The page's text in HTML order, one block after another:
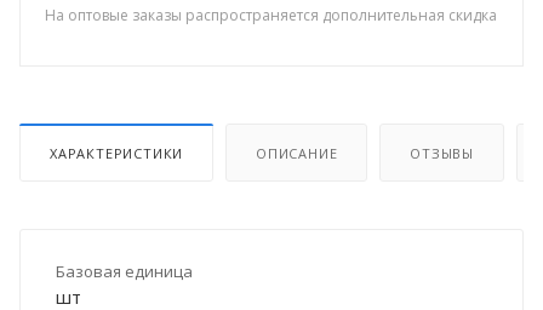
На оптовые заказы распространяется дополнительная скидка
ХАРАКТЕРИСТИКИ ОПИСАНИЕ ОТЗЫВЫ
Базовая единица
шт